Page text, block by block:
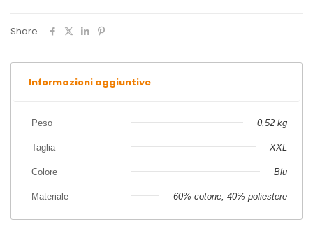
Share
Informazioni aggiuntive
Peso 0,52 kg
Taglia XXL
Colore Blu
Materiale 60% cotone, 40% poliestere